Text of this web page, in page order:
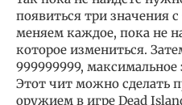
появиться три значения
меняем каждое, пока не
которое измениться.
999999999,
Этот чит можно сделать
оружием в игре Dead